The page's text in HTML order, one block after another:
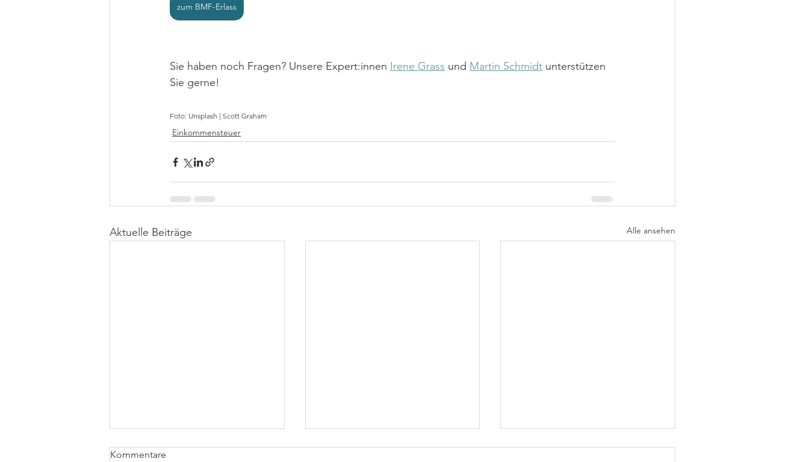
zum BMF-Erlass
Sie haben noch Fragen? Unsere Expert:innen Irene Grass und Martin Schmidt unterstützen
Sie gerne!
Foto: Unsplash | Scott Graham
Einkommensteuer
Aktuelle Beiträge Alle ansehen
Kommentare